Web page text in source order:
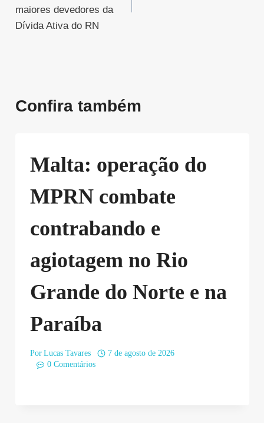
Post
maiores devedores da
Dívida Ativa do RN
Confira também
Malta: operação do
MPRN combate
contrabando e
agiotagem no Rio
Grande do Norte e na
Paraíba
Por Lucas Tavares
7 de agosto de 2026
0 Comentários